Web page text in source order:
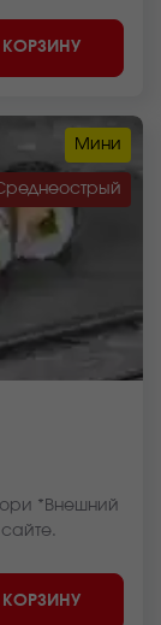
КОРЗИНУ
Мини
*Внешний
КОРЗИНУ